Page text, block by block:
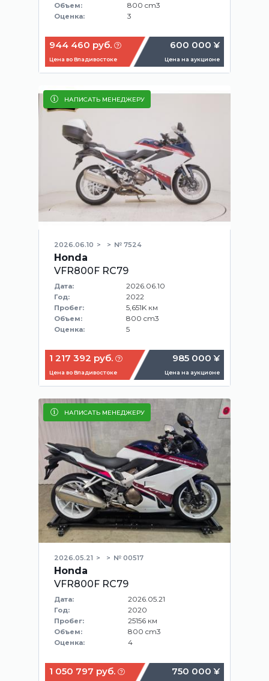
Объем: 800 cm3
Оценка: 3
944 460 руб.
Цена во Владивостоке
600 000 ¥
Цена на аукционе
НАПИСАТЬ МЕНЕДЖЕРУ
2026.06.10 № 7524
Honda
VFR800F RC79
Дата: 2026.06.10
Год: 2022
Пробег: 5,651K км
Объем: 800 cm3
Оценка: 5
1 217 392 руб.
Цена во Владивостоке
985 000 ¥
Цена на аукционе
НАПИСАТЬ МЕНЕДЖЕРУ
2026.05.21 № 00517
Honda
VFR800F RC79
Дата: 2026.05.21
Год: 2020
Пробег: 25156 км
Объем: 800 cm3
Оценка: 4
1 050 797 руб. 750 000 ¥